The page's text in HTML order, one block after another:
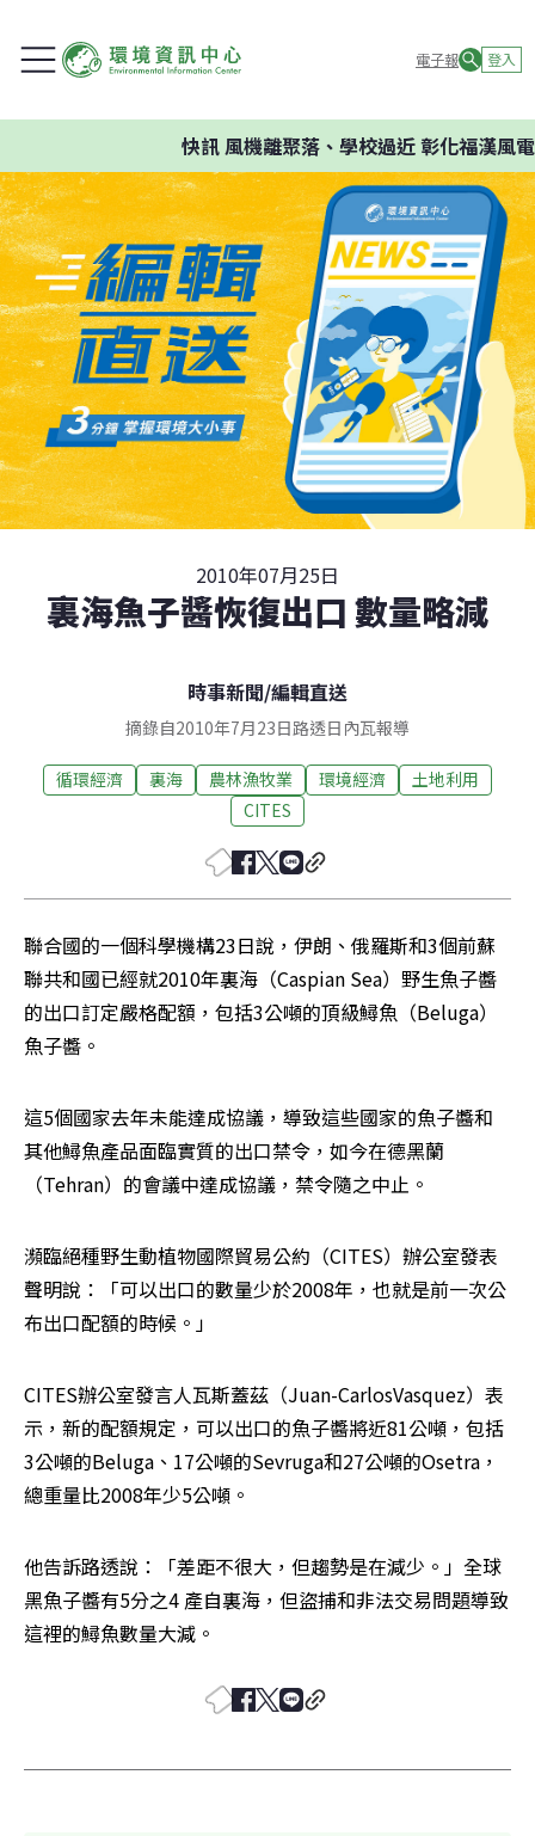
電子報 登入
快訊風機離聚落、學校過近 彰化福漢風電
2010年07月25日
裏海魚子醬恢復出口 數量略減
時事新聞/編輯直送
摘錄自2010年7月23日路透日內瓦報導
循環經濟 裏海 農林漁牧業 環境經濟
土地利用
CITES
聯合國的一個科學機構23日說，伊朗、俄羅斯和3個前蘇
聯共和國已經就2010年裏海（Caspian Sea）野生魚子醬
的出口訂定嚴格配額，包括3公噸的頂級鱘魚（Beluga）
魚子醬。
這5個國家去年未能達成協議，導致這些國家的魚子醬和
其他鱘魚產品面臨實質的出口禁令，如今在德黑蘭
（Tehran）的會議中達成協議，禁令隨之中止。
瀕臨絕種野生動植物國際貿易公約（CITES）辦公室發表
聲明說：「可以出口的數量少於2008年，也就是前一次公
布出口配額的時候。」
CITES辦公室發言人瓦斯蓋茲（Juan-CarlosVasquez）表
示，新的配額規定，可以出口的魚子醬將近81公噸，包括
3公噸的Beluga、17公噸的Sevruga和27公噸的Osetra，
總重量比2008年少5公噸。
他告訴路透說：「差距不很大，但趨勢是在減少。」全球
黑魚子醬有5分之4 產自裏海，但盜捕和非法交易問題導致
這裡的鱘魚數量大減。